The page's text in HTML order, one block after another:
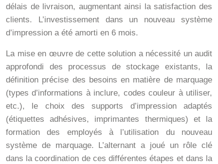
délais de livraison, augmentant ainsi la satisfaction des
clients. L’investissement dans un nouveau système
d’impression a été amorti en 6 mois.
La mise en œuvre de cette solution a nécessité un audit
approfondi des processus de stockage existants, la
définition précise des besoins en matière de marquage
(types d’informations à inclure, codes couleur à utiliser,
etc.), le choix des supports d’impression adaptés
(étiquettes adhésives, imprimantes thermiques) et la
formation des employés à l’utilisation du nouveau
système de marquage. L’alternant a joué un rôle clé
dans la coordination de ces différentes étapes et dans la